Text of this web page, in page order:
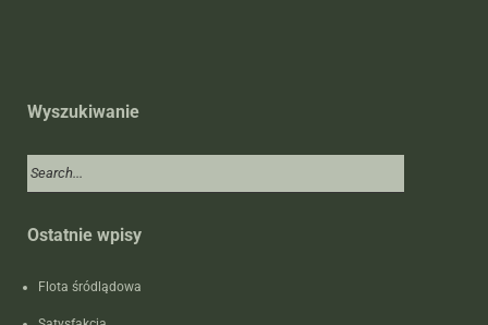
Wyszukiwanie
Ostatnie wpisy
Flota śródlądowa